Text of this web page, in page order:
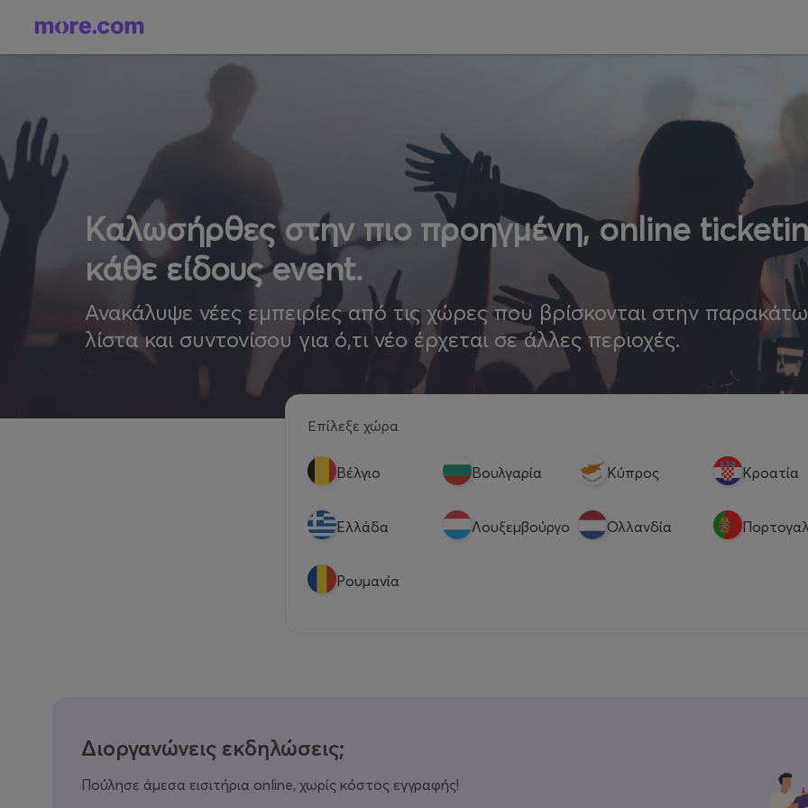
Καλωσήρθες στην πιο προηγμένη, online
κάθε είδους event.
Ανακάλυψε νέες εμπειρίες από τις χώρες που βρίσκονται στην παρακάτω
λίστα και συντονίσου για ό,τι νέο έρχεται σε άλλες περιοχές.
Επίλεξε χώρα
Βέλγιο Βουλγαρία Κύπρος Κροατία
Eλλάδα Λουξεμβούργο Ολλανδία
Ρουμανία
Διοργανώνεις εκδηλώσεις;
Πούλησε άμεσα εισιτήρια online, χωρίς κόστος εγγραφής!